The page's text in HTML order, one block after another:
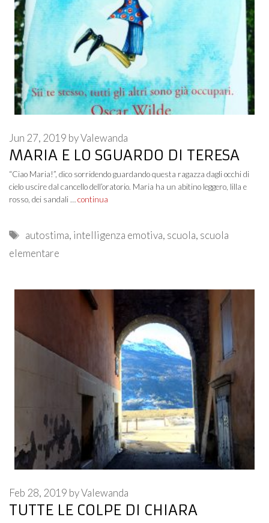
MARIA E LO SGUARDO DI TERESA
Jun 27, 2019 byValewanda
“Ciao Maria!”, dico sorridendo guardando questa ragazza dagli occhi di
cielo uscire dal cancello dell’oratorio. Maria ha un abitino leggero, lilla e
rosso, dei sandali … continua
Tags
autostima, intelligenza emotiva, scuola, scuola
elementare
TUTTE LE COLPE DI CHIARA
Feb 28, 2019 byValewanda